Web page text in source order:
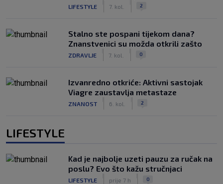
LIFESTYLE 7. kol. 2
Stalno ste pospani tijekom dana?
Znanstvenici su možda otkrili zašto
ZDRAVLJE 7. kol. 0
Izvanredno otkriće: Aktivni sastojak
Viagre zaustavlja metastaze
ZNANOST 6. kol. 2
LIFESTYLE
Kad je najbolje uzeti pauzu za ručak na
poslu? Evo što kažu stručnjaci
LIFESTYLE prije 7 h 0